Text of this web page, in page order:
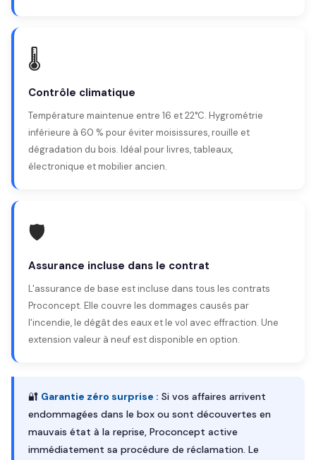
🌡️
Contrôle climatique
Température maintenue entre 16 et 22°C. Hygrométrie
inférieure à 60 % pour éviter moisissures, rouille et
dégradation du bois. Idéal pour livres, tableaux,
électronique et mobilier ancien.
🛡️
Assurance incluse dans le contrat
L'assurance de base est incluse dans tous les contrats
Proconcept. Elle couvre les dommages causés par
l'incendie, le dégât des eaux et le vol avec effraction. Une
extension valeur à neuf est disponible en option.
🔐 Garantie zéro surprise : Si vos affaires arrivent
endommagées dans le box ou sont découvertes en
mauvais état à la reprise, Proconcept active
immédiatement sa procédure de réclamation. Le